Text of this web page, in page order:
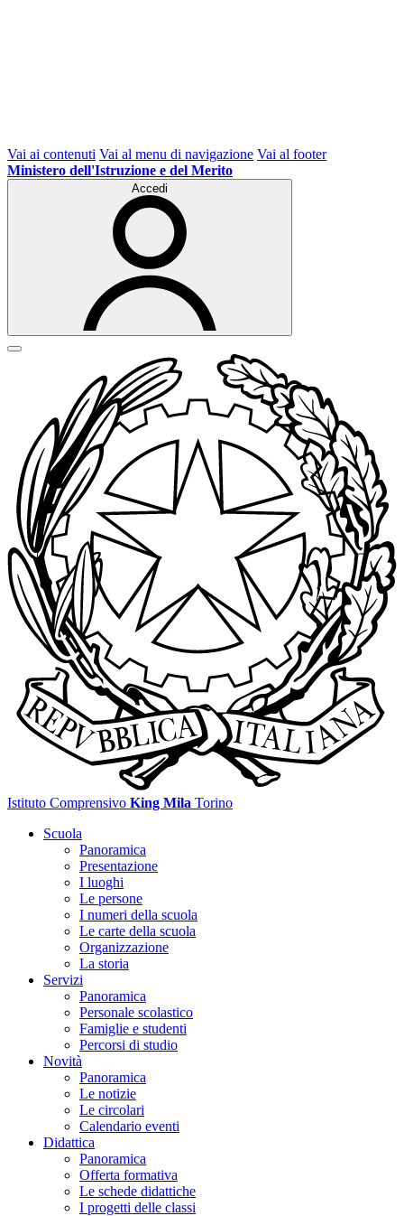
Vai ai contenuti Vai al menu di navigazione Vai al footer
Ministero dell'Istruzione e del Merito
Accedi
Istituto Comprensivo King Mila Torino
Scuola
Panoramica
Presentazione
I luoghi
Le persone
I numeri della scuola
Le carte della scuola
Organizzazione
La storia
Servizi
Panoramica
Personale scolastico
Famiglie e studenti
Percorsi di studio
Novità
Panoramica
Le notizie
Le circolari
Calendario eventi
Didattica
Panoramica
Offerta formativa
Le schede didattiche
I progetti delle classi